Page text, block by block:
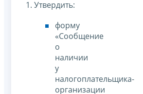
1. Утвердить:
форму
«Сообщение
о
наличии
у
налогоплательщика-
организации